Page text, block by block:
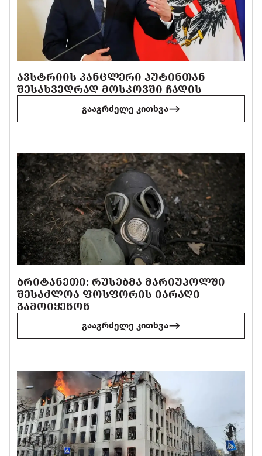
ᲐᲕᲡᲢᲠᲘᲘᲡ ᲙᲐᲜᲪᲚᲔᲠᲘ ᲞᲣᲢᲘᲜᲗᲐᲜ
ᲨᲔᲡᲐᲮᲕᲔᲓᲠᲐᲓ ᲛᲝᲡᲙᲝᲕᲨᲘ ᲩᲐᲓᲘᲡ
გააგრძელე კითხვა
ᲑᲠᲘᲢᲐᲜᲔᲗᲘ: ᲠᲣᲡᲔᲑᲛᲐ ᲛᲐᲠᲘᲣᲞᲝᲚᲨᲘ
ᲨᲔᲡᲐᲫᲚᲝᲐ ᲤᲝᲡᲤᲝᲠᲘᲡ ᲘᲐᲠᲐᲦᲘ
ᲒᲐᲛᲝᲘᲧᲔᲜᲝᲜ
გააგრძელე კითხვა